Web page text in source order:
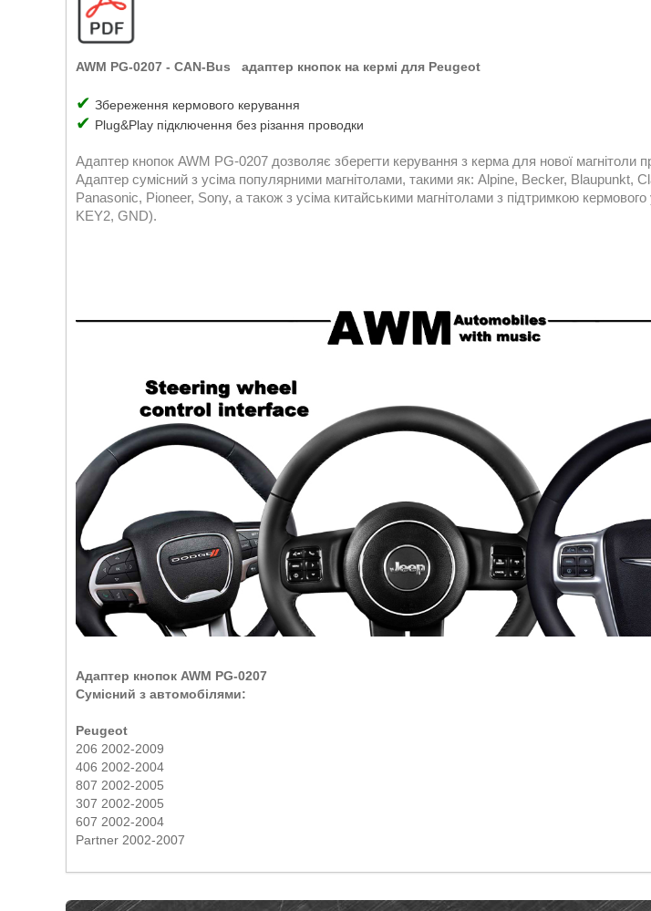
AWM PG-0207 - CAN-Bus адаптер кнопок на кермі для Peugeot
✔ Збереження кермового керування
✔ Plug&Play підключення без різання проводки
Адаптер кнопок AWM PG-0207 дозволяє зберегти керування з керма для нової магнітоли
Адаптер сумісний з усіма популярними магнітолами, такими як: Alpine, Becker, Blaupunkt,
Panasonic, Pioneer, Sony, а також з усіма китайськими магнітолами з підтримкою кермового
KEY2, GND).
Адаптер кнопок AWM PG-0207
Сумісний з автомобілями:
Peugeot
206 2002-2009
406 2002-2004
807 2002-2005
307 2002-2005
607 2002-2004
Partner 2002-2007